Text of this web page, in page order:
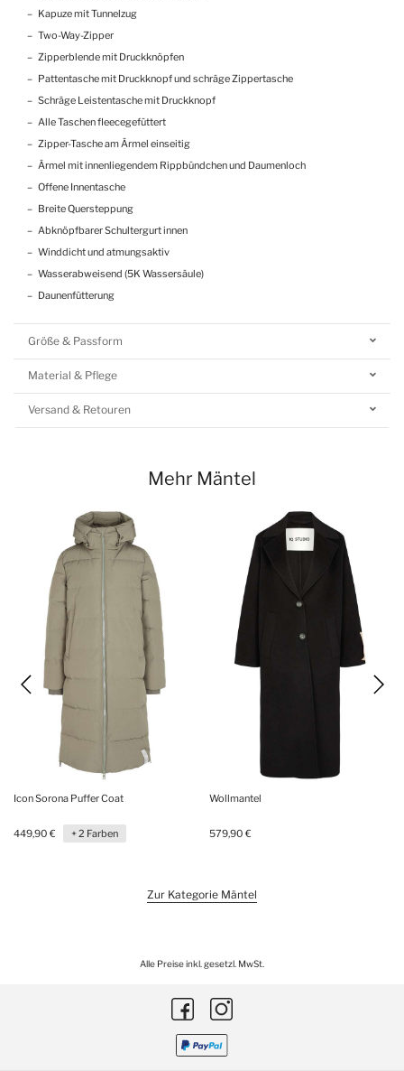
Kapuze mit Tunnelzug
Two-Way-Zipper
Zipperblende mit Druckknöpfen
Pattentasche mit Druckknopf und schräge Zippertasche
Schräge Leistentasche mit Druckknopf
Alle Taschen fleecegefüttert
Zipper-Tasche am Ärmel einseitig
Ärmel mit innenliegendem Rippbündchen und Daumenloch
Offene Innentasche
Breite Quersteppung
Abknöpfbarer Schultergurt innen
Winddicht und atmungsaktiv
Wasserabweisend (5K Wassersäule)
Daunenfütterung
Größe & Passform
Material & Pflege
Versand & Retouren
Mehr Mäntel
Icon Sorona Puffer Coat
449,90 € + 2 Farben
Wollmantel
579,90 €
Zur Kategorie Mäntel
Alle Preise inkl. gesetzl. MwSt.